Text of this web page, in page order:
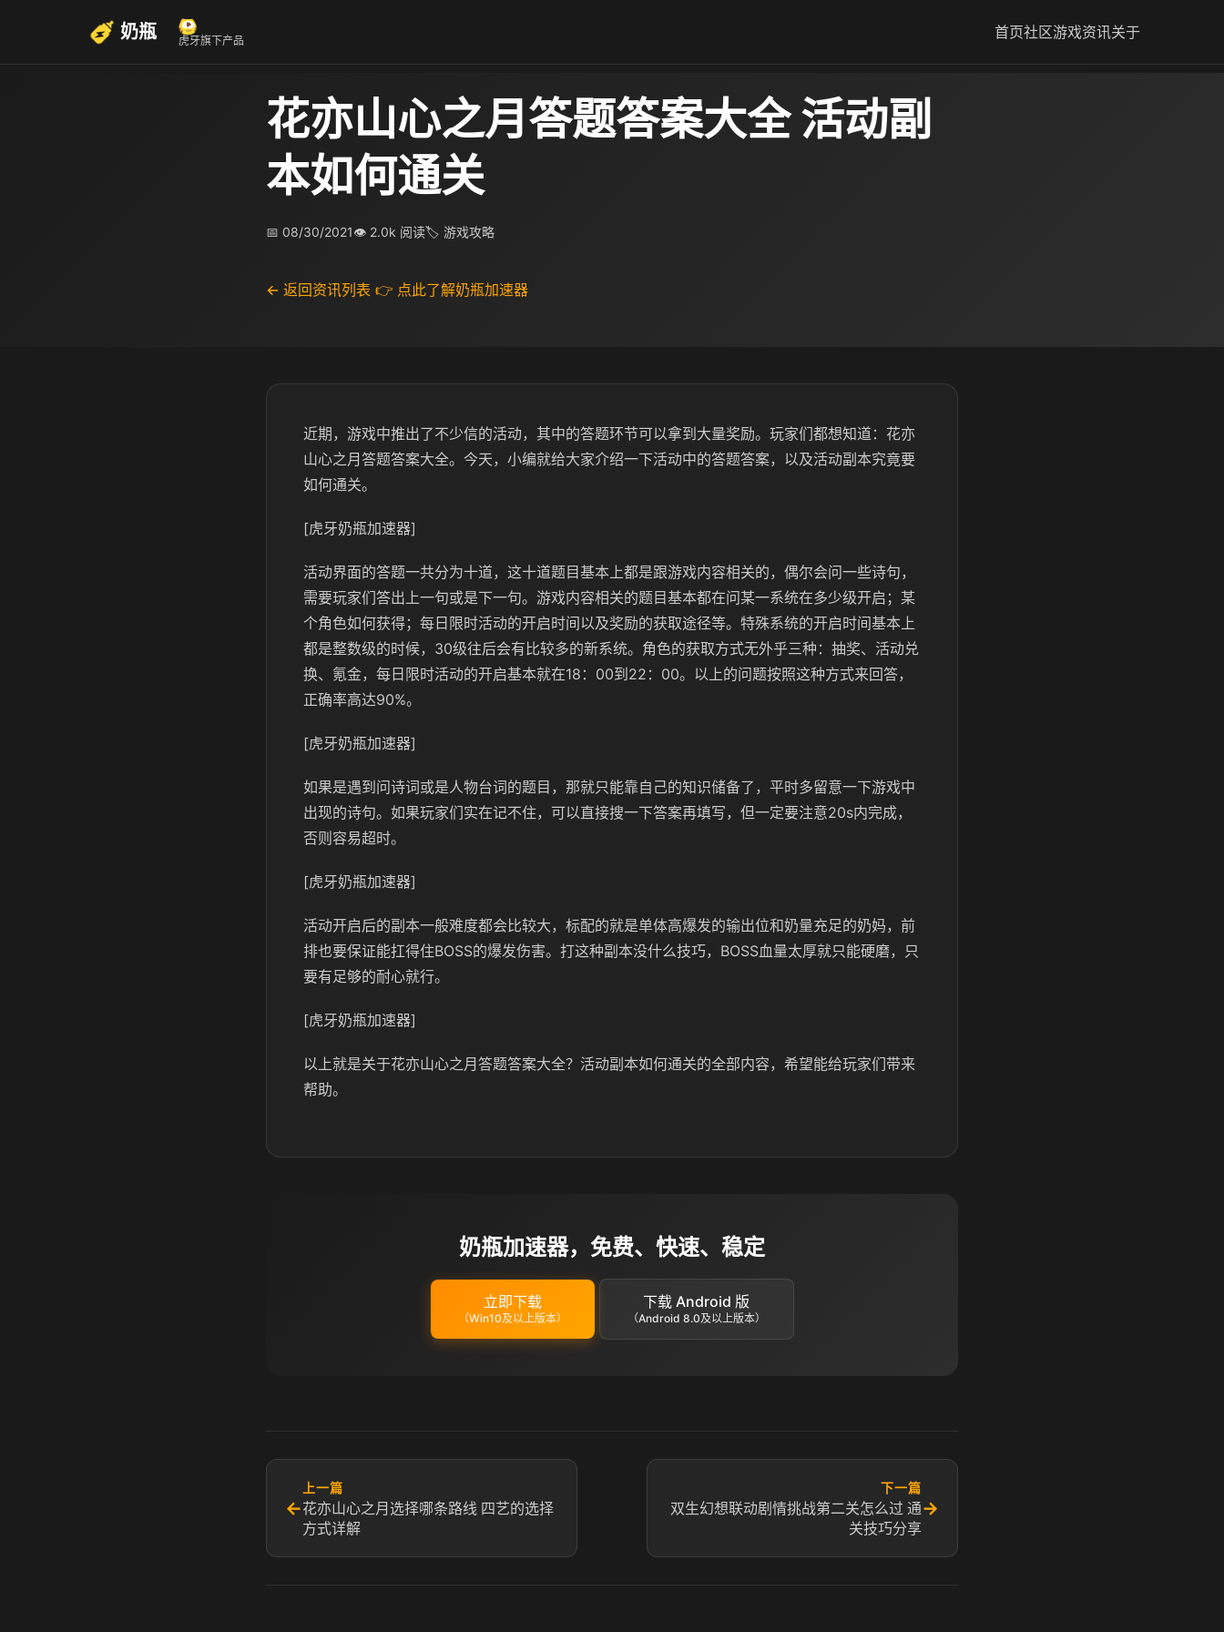
奶瓶 虎牙旗下产品 首页社区游戏资讯关于
花亦山心之月答题答案大全 活动副
本如何通关
📅 08/30/2021👁 2.0k 阅读🏷 游戏攻略
← 返回资讯列表 👉 点此了解奶瓶加速器
近期，游戏中推出了不少信的活动，其中的答题环节可以拿到大量奖励。玩家们都想知道：花亦
山心之月答题答案大全。今天，小编就给大家介绍一下活动中的答题答案，以及活动副本究竟要
如何通关。
[虎牙奶瓶加速器]
活动界面的答题一共分为十道，这十道题目基本上都是跟游戏内容相关的，偶尔会问一些诗句，
需要玩家们答出上一句或是下一句。游戏内容相关的题目基本都在问某一系统在多少级开启；某
个角色如何获得；每日限时活动的开启时间以及奖励的获取途径等。特殊系统的开启时间基本上
都是整数级的时候，30级往后会有比较多的新系统。角色的获取方式无外乎三种：抽奖、活动兑
换、氪金，每日限时活动的开启基本就在18：00到22：00。以上的问题按照这种方式来回答，
正确率高达90%。
[虎牙奶瓶加速器]
如果是遇到问诗词或是人物台词的题目，那就只能靠自己的知识储备了，平时多留意一下游戏中
出现的诗句。如果玩家们实在记不住，可以直接搜一下答案再填写，但一定要注意20s内完成，
否则容易超时。
[虎牙奶瓶加速器]
活动开启后的副本一般难度都会比较大，标配的就是单体高爆发的输出位和奶量充足的奶妈，前
排也要保证能扛得住BOSS的爆发伤害。打这种副本没什么技巧，BOSS血量太厚就只能硬磨，只
要有足够的耐心就行。
[虎牙奶瓶加速器]
以上就是关于花亦山心之月答题答案大全？活动副本如何通关的全部内容，希望能给玩家们带来
帮助。
奶瓶加速器，免费、快速、稳定
立即下载
（Win10及以上版本）
下载 Android 版
（Android 8.0及以上版本）
←
上一篇
花亦山心之月选择哪条路线 四艺的选择
方式详解
下一篇
双生幻想联动剧情挑战第二关怎么过 通
关技巧分享
→